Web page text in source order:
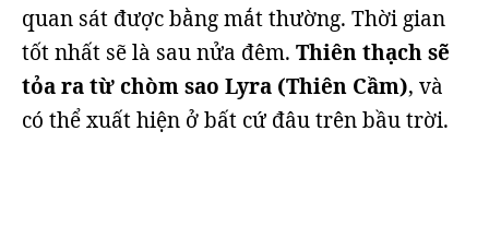
quan sát được bằng mắt thường. Thời gian
tốt nhất sẽ là sau nửa đêm. Thiên thạch sẽ
tỏa ra từ chòm sao Lyra (Thiên Cầm), và
có thể xuất hiện ở bất cứ đâu trên bầu trời.